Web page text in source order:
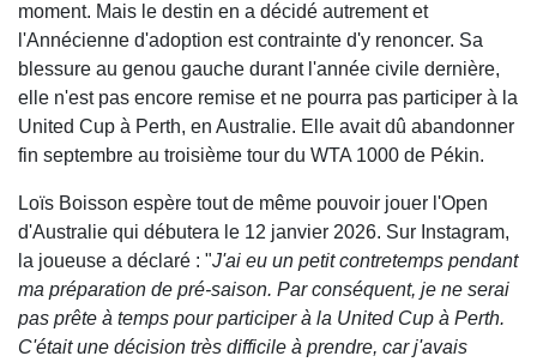
moment. Mais le destin en a décidé autrement et
l'Annécienne d'adoption est contrainte d'y renoncer. Sa
blessure au genou gauche durant l'année civile dernière,
elle n'est pas encore remise et ne pourra pas participer à la
United Cup à Perth, en Australie. Elle avait dû abandonner
fin septembre au troisième tour du WTA 1000 de Pékin.
Loïs Boisson espère tout de même pouvoir jouer l'Open
d'Australie qui débutera le 12 janvier 2026. Sur Instagram,
la joueuse a déclaré : "J'ai eu un petit contretemps pendant
ma préparation de pré-saison. Par conséquent, je ne serai
pas prête à temps pour participer à la United Cup à Perth.
C'était une décision très difficile à prendre, car j'avais